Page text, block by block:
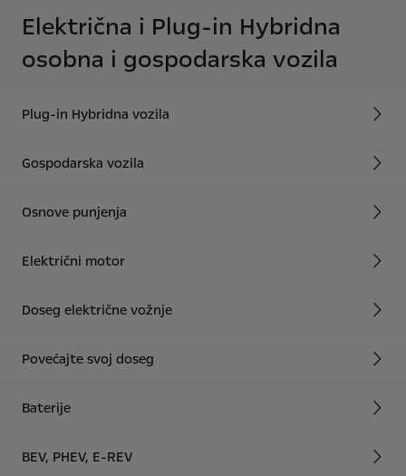
Električna i Plug-in Hybridna
osobna i gospodarska vozila
Plug-in Hybridna vozila
Gospodarska vozila
Osnove punjenja
Električni motor
Doseg električne vožnje
Povećajte svoj doseg
Baterije
BEV, PHEV, E-REV